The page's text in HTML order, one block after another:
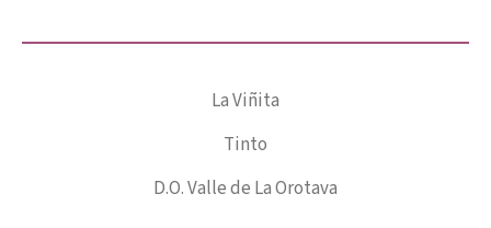
La Viñita
Tinto
D.O. Valle de La Orotava